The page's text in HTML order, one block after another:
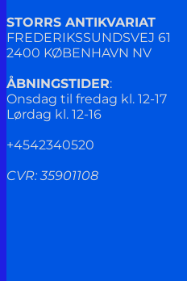
STORRS ANTIKVARIAT
FREDERIKSSUNDSVEJ 61
2400 KØBENHAVN NV
ÅBNINGSTIDER:
Onsdag til fredag kl. 12-17
Lørdag kl. 12-16
+4542340520
CVR: 35901108